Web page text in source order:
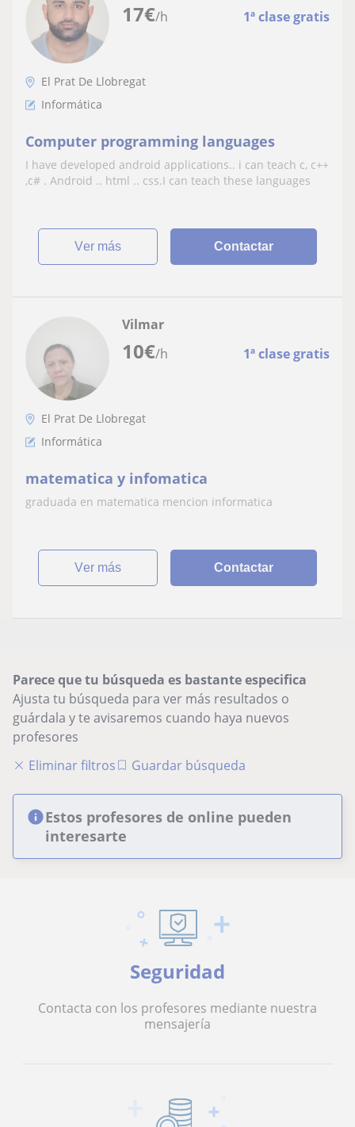
17€/h 1ª clase gratis
El Prat De Llobregat
Informática
Computer programming languages
I have developed android applications.. i can teach c, c++
,c# . Android .. html .. css.I can teach these languages
ver más Contactar
10€/h 1ª clase gratis
Vilmar
El Prat De Llobregat
Informática
matematica y infomatica
graduada en matematica mencion informatica
ver más Contactar
Parece que tu búsqueda es bastante especifica
Ajusta tu búsqueda para ver más resultados o
guárdala y te avisaremos cuando haya nuevos
profesores
Eliminar filtros
Guardar búsqueda
Estos profesores de online pueden
interesarte
Seguridad
Contacta con los profesores mediante nuestra
mensajería